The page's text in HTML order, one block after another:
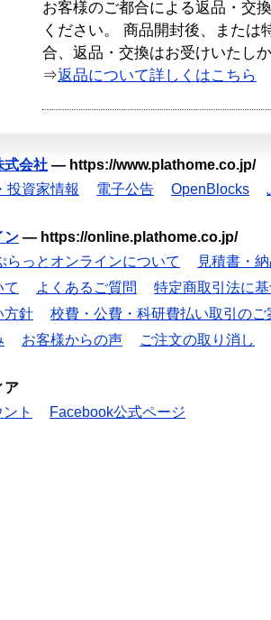
お客様のご都合による返品・交
ください。 商品開封後、または
合、返品・交換はお受けいたし
⇒返品について詳しくはこちら
式会社 — https://www.plathome.co.jp/
投資家情報 電子公告 OpenBlocks
ン — https://online.plathome.co.jp/
らっとオンラインについて
見積書・
て
よくあるご質問
特定商取引法に
方針
校費・公費・科研費払い取引のご
お客様からの声 ご注文の取り消し
ア
ト
Facebook公式ページ